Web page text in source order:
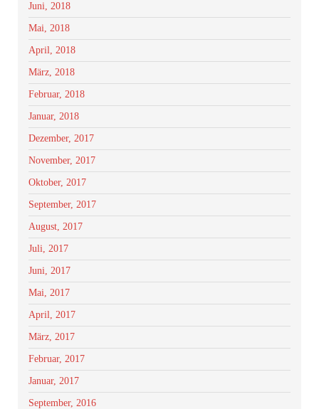
Juni, 2018
Mai, 2018
April, 2018
März, 2018
Februar, 2018
Januar, 2018
Dezember, 2017
November, 2017
Oktober, 2017
September, 2017
August, 2017
Juli, 2017
Juni, 2017
Mai, 2017
April, 2017
März, 2017
Februar, 2017
Januar, 2017
September, 2016